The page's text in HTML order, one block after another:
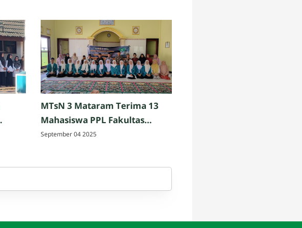
MTsN 3 Mataram Terima 13
Mahasiswa PPL Fakultas
Tarbiyah dan Keguruan UIN
September 04 2025